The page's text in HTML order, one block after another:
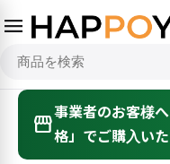
menu
storefront事業者のお客様
格」でご購入い